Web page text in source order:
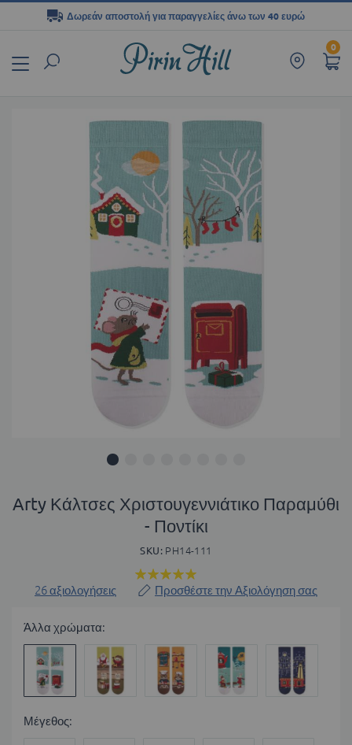
0
Δωρεάν αποστολή για παραγγελίες άνω των 40 ευρώ
περιεχόμενο
στην
Arty Κάλτσες Χριστουγεννιάτικο Παραμύθι
- Ποντίκι
SKU PH14-111
Βαθμολογία:
99
% of100
26αξιολογήσεις Προσθέστε την Αξιολόγηση σας
Άλλα χρώματα:
Μέγεθος